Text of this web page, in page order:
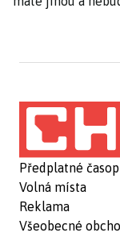
Předplatné
Volná místa
Reklama
Všeobecné